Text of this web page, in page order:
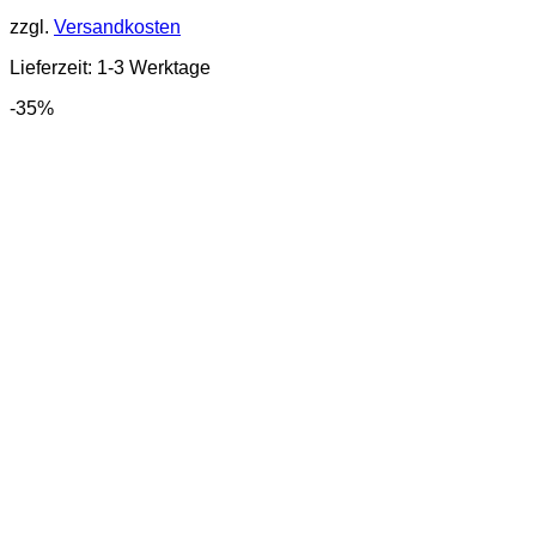
zzgl. Versandkosten
Lieferzeit: 1-3 Werktage
-35%